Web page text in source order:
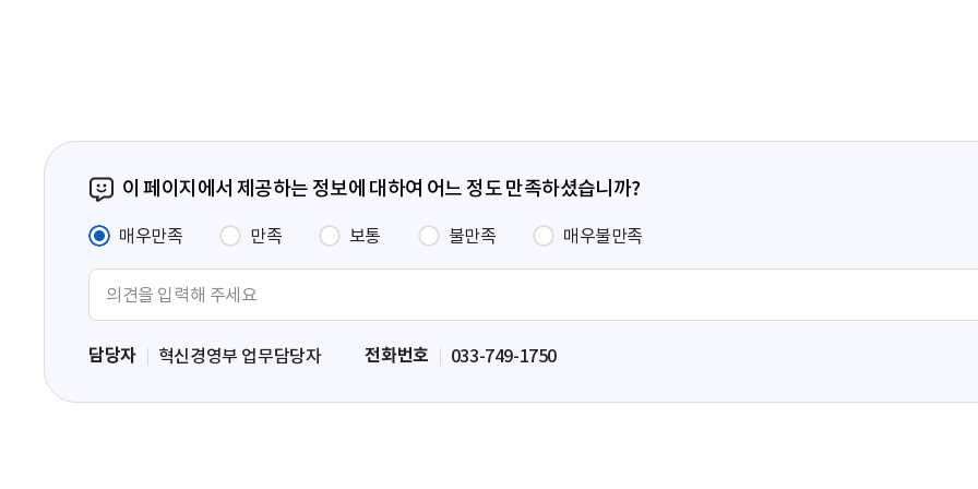
이 페이지에서 제공하는 정보에 대하여 어느 정도 만족하셨습니까?
매우만족 만족 보통 불만족 매우불만족
력
담당자 혁신경영부 업무담당자 전화번호 033-749-1750